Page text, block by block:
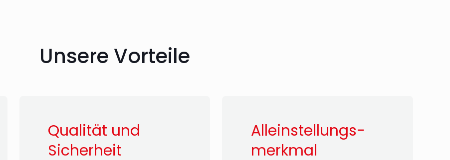
Unsere Vorteile
Qualität und
Sicherheit
Alleinstellungs-
merkmal